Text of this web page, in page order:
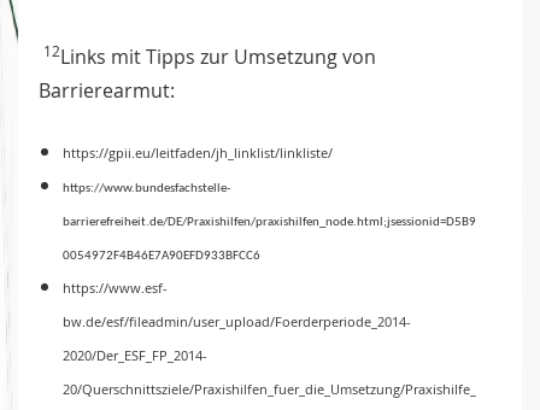
12Links mit Tipps zur Umsetzung von
Barrierearmut:
https://gpii.eu/leitfaden/jh_linklist/linkliste/
https://www.bundesfachstelle-
barrierefreiheit.de/DE/Praxishilfen/praxishilfen_node.html;jsessionid=D5B9
0054972F4B46E7A90EFD933BFCC6
https://www.esf-
bw.de/esf/fileadmin/user_upload/Foerderperiode_2014-
2020/Der_ESF_FP_2014-
20/Querschnittsziele/Praxishilfen_fuer_die_Umsetzung/Praxishilfe_